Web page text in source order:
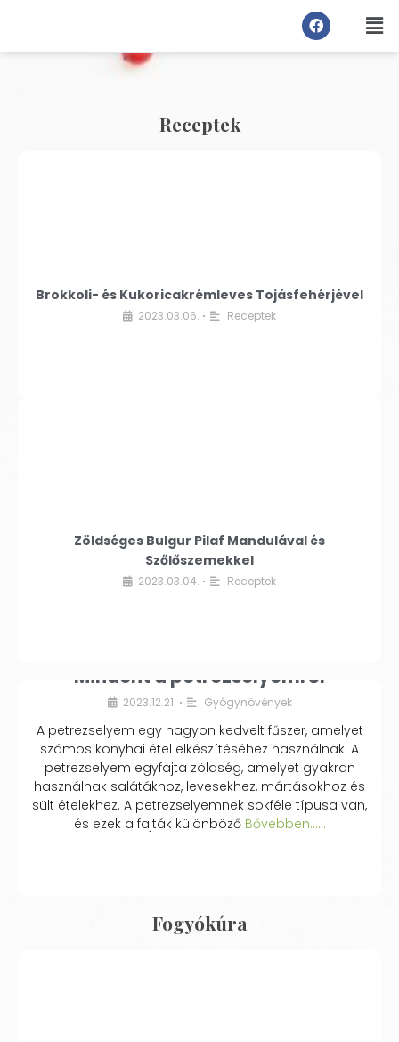
Receptek
Brokkoli- és Kukoricakrémleves Tojásfehérjével
2023.03.06. • Receptek
Zöldséges Bulgur Pilaf Mandulával és
Szőlőszemekkel
2023.03.04. • Receptek
Mindent a petrezselyemről
2023.12.21. • Gyógynövények
A petrezselyem egy nagyon kedvelt fűszer, amelyet
számos konyhai étel elkészítéséhez használnak. A
petrezselyem egyfajta zöldség, amelyet gyakran
használnak salátákhoz, levesekhez, mártásokhoz és
sült ételekhez. A petrezselyemnek sokféle típusa van,
és ezek a fajták különbözőBővebben...…
Fogyókúra